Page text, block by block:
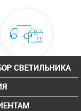
Доставка по
Москве и
московской
СВЕТИЛЬНИКА